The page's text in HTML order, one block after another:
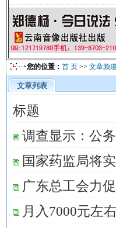
您的位置： 首 页 >> 文章频道
文章列表
标题
调查显示：公
国家药监局将
广东总工会力
月入7000元左